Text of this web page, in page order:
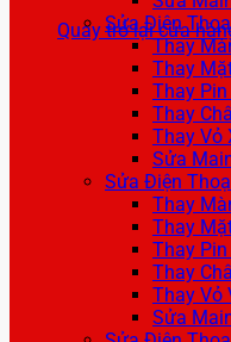
Quay trở lại cửa
Sửa Điện
Thay
Thay
Thay
Thay
Thay Vỏ
Sửa
Sửa Điện
Thay
Thay
Thay
Thay
Thay Vỏ
Sửa